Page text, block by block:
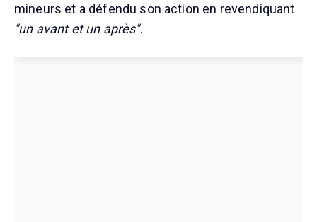
mineurs et a défendu son action en revendiquant
"un avant et un après".